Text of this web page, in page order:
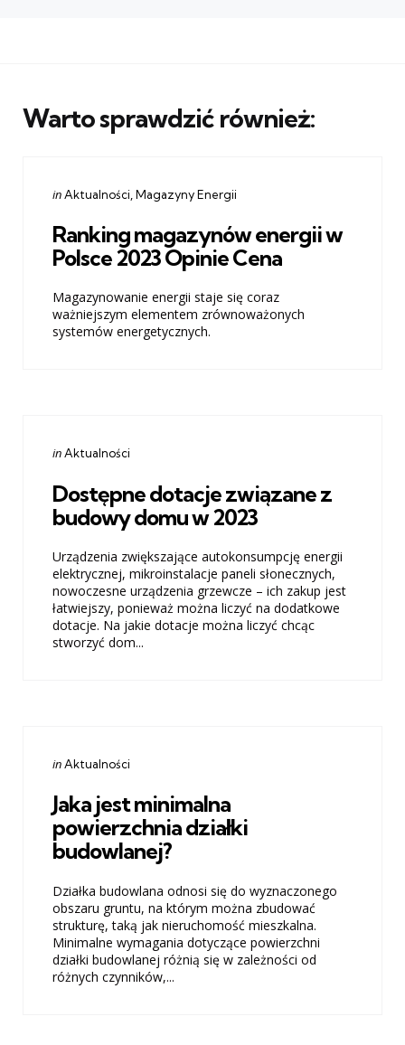
Warto sprawdzić również:
Categories
Posted
inAktualności Magazyny Energii
Ranking magazynów energii w
Polsce 2023 Opinie Cena
Magazynowanie energii staje się coraz
ważniejszym elementem zrównoważonych
systemów energetycznych.
Categories
Posted
inAktualności
Dostępne dotacje związane z
budowy domu w 2023
Urządzenia zwiększające autokonsumpcję energii
elektrycznej, mikroinstalacje paneli słonecznych,
nowoczesne urządzenia grzewcze – ich zakup jest
łatwiejszy, ponieważ można liczyć na dodatkowe
dotacje. Na jakie dotacje można liczyć chcąc
stworzyć dom...
Categories
Posted
inAktualności
Jaka jest minimalna
powierzchnia działki
budowlanej?
Działka budowlana odnosi się do wyznaczonego
obszaru gruntu, na którym można zbudować
strukturę, taką jak nieruchomość mieszkalna.
Minimalne wymagania dotyczące powierzchni
działki budowlanej różnią się w zależności od
różnych czynników,...